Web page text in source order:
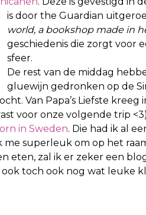
is door the Guardian
world, a bookshop made in
geschiedenis die zorgt voor
sfeer.
De rest van de middag
gluewijn gedronken op de
Van Papa’s Liefste kreeg
voor onze volgende trip
in Sweden. Die had ik al
me superleuk om op het
eten, zal ik er zeker een
toch ook nog wat leuke